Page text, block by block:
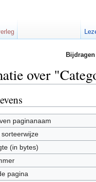
over
paginanaam
(in bytes)
pagina